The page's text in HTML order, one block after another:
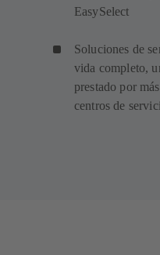
EasySelect
Soluciones de
vida completo,
prestado por
centros de